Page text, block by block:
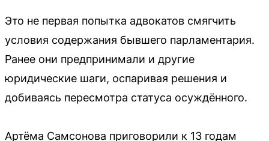
Это не первая попытка адвокатов смягчить
условия содержания бывшего парламентария.
Ранее они предпринимали и другие
юридические шаги, оспаривая решения и
добиваясь пересмотра статуса осуждённого.
Артёма Самсонова приговорили к 13 годам